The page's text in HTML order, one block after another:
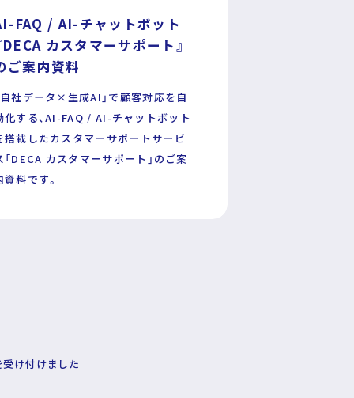
FAQ / AI-チャットボット
DECA カスタマーサポート』
ご案内資料
自社データ×生成AI」で顧客対応を自
化する、AI-FAQ / AI-チャットボット
搭載したカスタマーサポートサービ
「DECA カスタマーサポート」のご案
資料です。
け付けました